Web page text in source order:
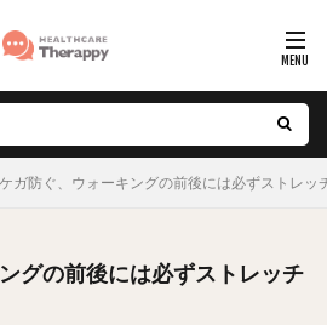
ケガ防ぐ、ウォーキングの前後には必ずストレッ
グの前後には必ずストレッチ